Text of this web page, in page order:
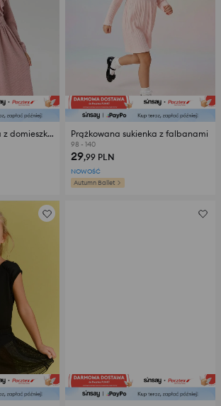
Prążkowana sukienka z domieszką wiskozy The Aristocats Prążkowana sukienka z falbanami
98 - 140
29,99 PLN
NOWOŚĆ
Autumn Ballet